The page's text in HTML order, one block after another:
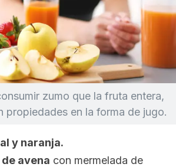
zumo que la fruta entera,
propiedades en la forma de jugo.
y naranja.
avena con mermelada de